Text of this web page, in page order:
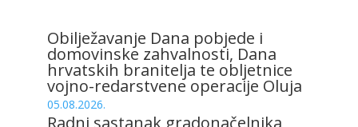
Obilježavanje Dana pobjede i
domovinske zahvalnosti, Dana
hrvatskih branitelja te obljetnice
vojno-redarstvene operacije Oluja
05.08.2026.
Radni sastanak gradonačelnika